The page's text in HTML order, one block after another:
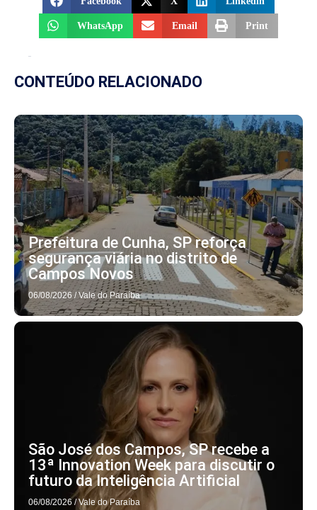
WhatsApp Email Print
CONTEÚDO RELACIONADO
Prefeitura de Cunha, SP reforça
segurança viária no distrito de
Campos Novos
06/08/2026 / Vale do Paraíba
São José dos Campos, SP recebe a
13ª Innovation Week para discutir o
futuro da Inteligência Artificial
06/08/2026 / Vale do Paraíba